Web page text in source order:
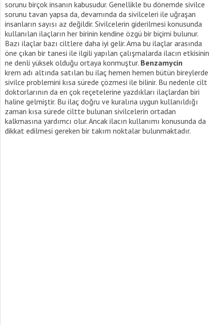
sorunu birçok insanın kabusudur. Genellikle bu dönemde sivilce
sorunu tavan yapsa da, devamında da sivilceleri ile uğraşan
insanların sayısı az değildir. Sivilcelerin giderilmesi konusunda
kullanılan ilaçların her birinin kendine özgü bir biçimi bulunur.
Bazı ilaçlar bazı ciltlere daha iyi gelir. Ama bu ilaçlar arasında
öne çıkan bir tanesi ile ilgili yapılan çalışmalarda ilacın etkisinin
ne denli yüksek olduğu ortaya konmuştur. Benzamycin
krem adı altında satılan bu ilaç hemen hemen bütün bireylerde
sivilce problemini kısa sürede çözmesi ile bilinir. Bu nedenle cilt
doktorlarının da en çok reçetelerine yazdıkları ilaçlardan biri
haline gelmiştir. Bu ilaç doğru ve kuralına uygun kullanıldığı
zaman kısa sürede ciltte bulunan sivilcelerin ortadan
kalkmasına yardımcı olur. Ancak ilacın kullanımı konusunda da
dikkat edilmesi gereken bir takım noktalar bulunmaktadır.